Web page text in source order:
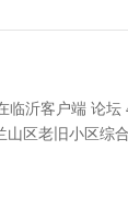
临沂客户端 论
山区老旧小区综